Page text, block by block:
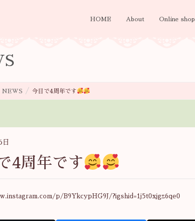
HOME About Online shop
NEWS 今日で4周年です
で4周年です
p/B9YkcypHG9J/?igshid=1j5t0xjgz6qe0